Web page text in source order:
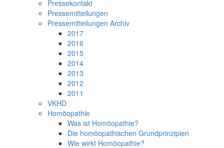
Pressekontakt
Pressemitteilungen
Pressemitteilungen Archiv
2017
2016
2015
2014
2013
2012
2011
VKHD
Homöopathie
Was ist Homöopathie?
Die homöopathischen Grundprinzipien
Wie wirkt Homöopathie?